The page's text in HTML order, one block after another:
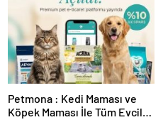
Petmona : Kedi Maması ve
Köpek Maması İle Tüm Evcil